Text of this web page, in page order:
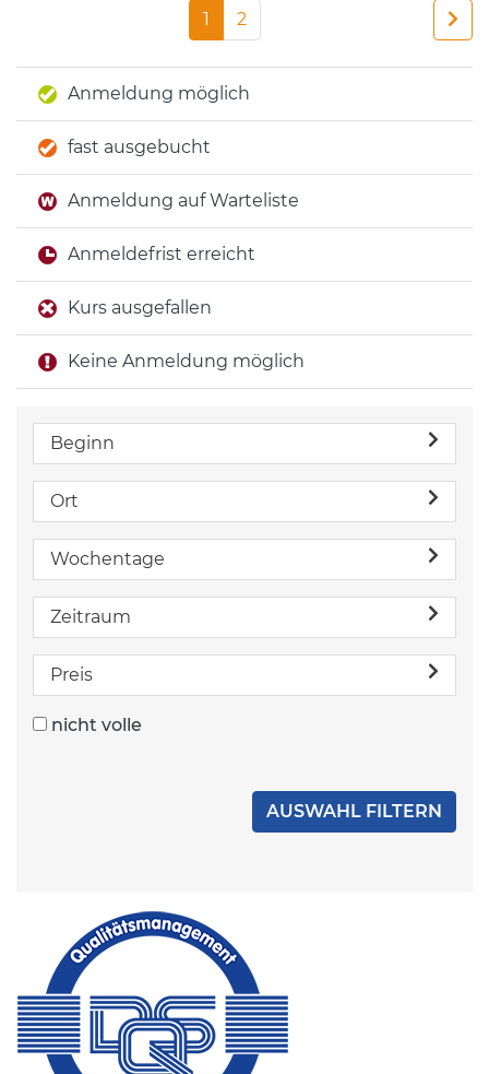
1 2
Anmeldung möglich
fast ausgebucht
Anmeldung auf Warteliste
Anmeldefrist erreicht
Kurs ausgefallen
Keine Anmeldung möglich
Beginn
Ort
Wochentage
Zeitraum
Preis
nicht volle